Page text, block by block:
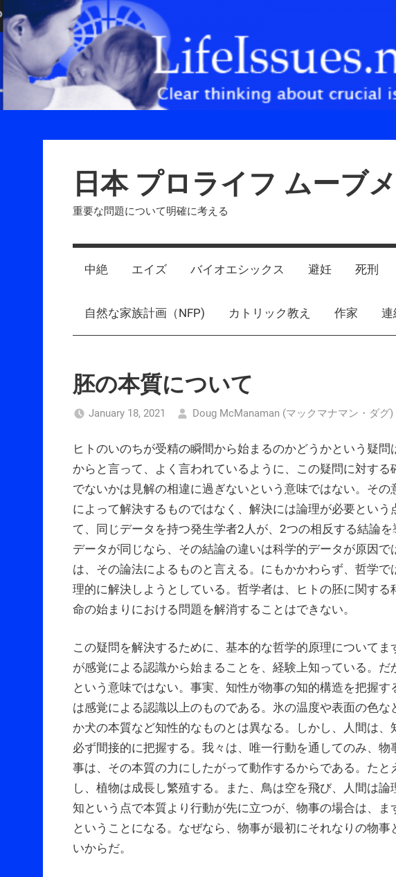
Skip
to
content
日本 プロライフ ムーブ
重要な問題について明確に考える
中絶 エイズ バイオエシックス 避妊 死刑
自然な家族計画（NFP) カトリック教え 作家 連
胚の本質について
January 18, 2021 Doug McManaman (マックマナマン・ダグ)
ヒトのいのちが受精の瞬間から始まるのかどうかという疑
からと言って、よく言われているように、この疑問に対す
でないかは見解の相違に過ぎないという意味ではない。そ
によって解決するものではなく、解決には論理が必要とい
て、同じデータを持つ発生学者2人が、2つの相反する結論
データが同じなら、その結論の違いは科学的データが原因
は、その論法によるものと言える。にもかかわらず、哲学
理的に解決しようとしている。哲学者は、ヒトの胚に関す
命の始まりにおける問題を解消することはできない。
この疑問を解決するために、基本的な哲学的原理について
が感覚による認識から始まることを、経験上知っている。
という意味ではない。事実、知性が物事の知的構造を把握
は感覚による認識以上のものである。氷の温度や表面の色
か犬の本質など知性的なものとは異なる。しかし、人間は、
必ず間接的に把握する。我々は、唯一行動を通してのみ、
事は、その本質の力にしたがって動作するからである。たと
し、植物は成長し繁殖する。また、鳥は空を飛び、人間は
知という点で本質より行動が先に立つが、物事の場合は、
ということになる。なぜなら、物事が最初にそれなりの物
いからだ。